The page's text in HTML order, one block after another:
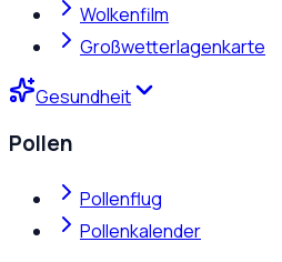
Wolkenfilm
Großwetterlagenkarte
Gesundheit
Pollen
Pollenflug
Pollenkalender